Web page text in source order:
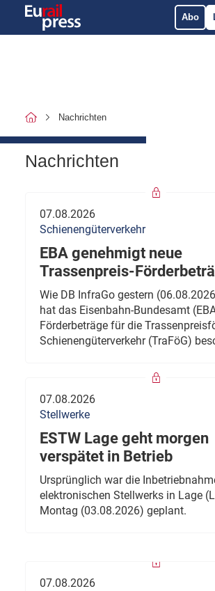
Abo
Nachrichten
Nachrichten
07.08.2026
Schienengüterverkehr
EBA genehmigt neue
Trassenpreis-
Wie DB InfraGo gestern
hat das Eisenbahn-Bundesamt
Förderbeträge für die
Schienengüterverkehr (TraFöG)
07.08.2026
Stellwerke
ESTW Lage geht morgen
verspätet in Betrieb
Ursprünglich war die
elektronischen Stellwerks in Lage
Montag (03.08.2026) geplant.
07.08.2026